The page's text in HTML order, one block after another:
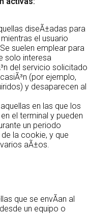
diseÃ±adas para
el usuario
suelen emplear para
solo interesa
del servicio solicitado
(por ejemplo,
y desaparecen al
en las que los
el terminal y pueden
un periodo
la cookie, y que
aÃ±os.
que se envÃ­an al
un equipo o